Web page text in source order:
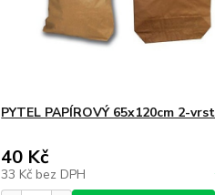
PYTEL PAPÍROVÝ 65x120cm 2-
40 Kč
33 Kč bez DPH